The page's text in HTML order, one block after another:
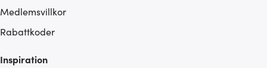
Medlemsvillkor
Rabattkoder
Inspiration